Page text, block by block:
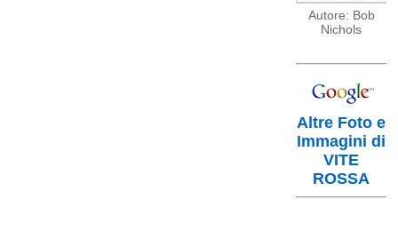
Autore: Bob
Nichols
Altre Foto e
Immagini di
VITE
ROSSA